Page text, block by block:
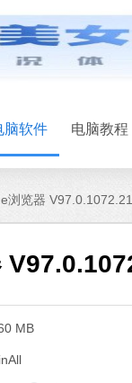
脑软件 电脑教程
浏览器
MB